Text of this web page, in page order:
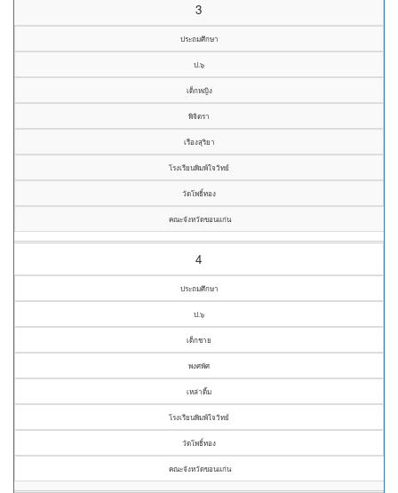
3
ประถมศึกษา
ป.๖
เด็กหญิง
พิจิตรา
เรืองสุริยา
โรงเรียนพิมพ์ใจวิทย์
วัดโพธิ์ทอง
คณะจังหวัดขอนแก่น
4
ประถมศึกษา
ป.๖
เด็กชาย
พงศพัศ
เหล่าดิ้ม
โรงเรียนพิมพ์ใจวิทย์
วัดโพธิ์ทอง
คณะจังหวัดขอนแก่น